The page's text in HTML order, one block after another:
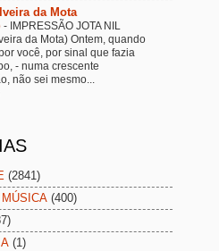
da Mota
- IMPRESSÃO JOTA NIL
da Mota) Ontem, quando
você, por sinal que fazia
- numa crescente
não sei mesmo...
(2841)
(400)
(1)